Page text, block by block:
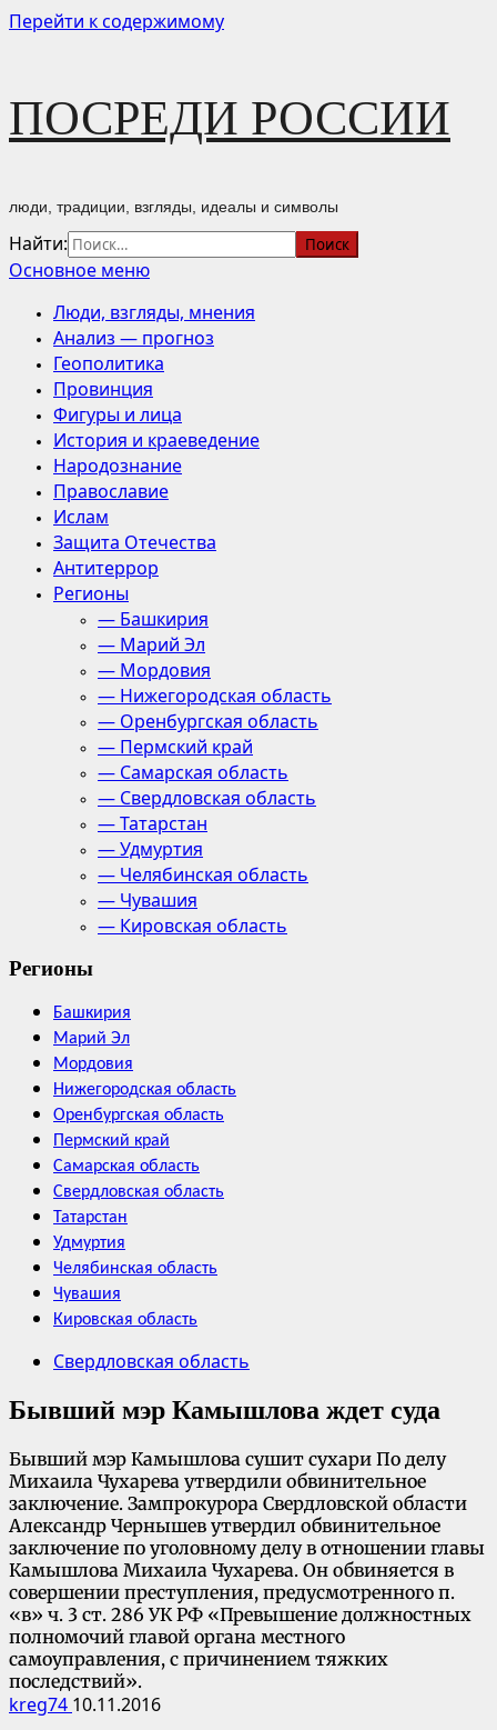
Перейти к содержимому
ПОСРЕДИ РОССИИ
люди, традиции, взгляды, идеалы и символы
Найти:
Основное меню
Люди, взгляды, мнения
Анализ — прогноз
Геополитика
Провинция
Фигуры и лица
История и краеведение
Народознание
Православие
Ислам
Защита Отечества
Антитеррор
Регионы
— Башкирия
— Марий Эл
— Мордовия
— Нижегородская область
— Оренбургская область
— Пермский край
— Самарская область
— Свердловская область
— Татарстан
— Удмуртия
— Челябинская область
— Чувашия
— Кировская область
Регионы
Башкирия
Марий Эл
Мордовия
Нижегородская область
Оренбургская область
Пермский край
Самарская область
Свердловская область
Татарстан
Удмуртия
Челябинская область
Чувашия
Кировская область
Свердловская область
Бывший мэр Камышлова ждет суда
Бывший мэр Камышлова сушит сухари По делу
Михаила Чухарева утвердили обвинительное
заключение. Зампрокурора Свердловской области
Александр Чернышев утвердил обвинительное
заключение по уголовному делу в отношении главы
Камышлова Михаила Чухарева. Он обвиняется в
совершении преступления, предусмотренного п.
«в» ч. 3 ст. 286 УК РФ «Превышение должностных
полномочий главой органа местного
самоуправления, с причинением тяжких
последствий».
kreg74 10.11.2016